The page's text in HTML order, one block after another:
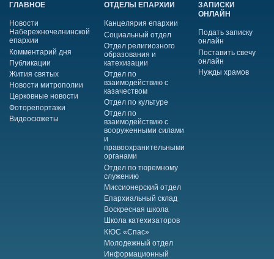
ГЛАВНОЕ
Новости
Набережночелнинской
епархии
Комментарий дня
Публикации
Жития святых
Новости митрополии
Церковные новости
Фоторепортажи
Видеосюжеты
ОТДЕЛЫ ЕПАРХИИ
Канцелярия епархии
Социальный отдел
Отдел религиозного
образования и
катехизации
Отдел по
взаимодействию с
казачеством
Отдел по культуре
Отдел по
взаимодействию с
вооруженными силами
и
правоохранительными
органами
Отдел по тюремному
служению
Миссионерский отдел
Епархиальный склад
Воскресная школа
Школа катехизаторов
КЮС «Спас»
Молодежный отдел
Информационный
ЗАПИСКИ
ОНЛАЙН
Подать записку
онлайн
Поставить свечу
онлайн
Нужды храмов